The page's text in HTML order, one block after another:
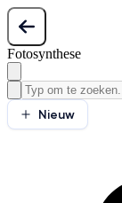
Fotosynthese
Nieuw